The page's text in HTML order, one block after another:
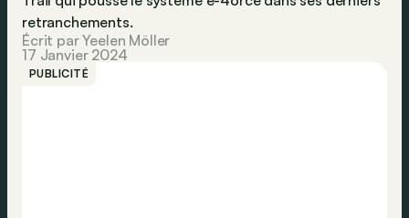
retranchements.
Écrit par Yeelen Möller
17 Janvier 2024
PUBLICITÉ